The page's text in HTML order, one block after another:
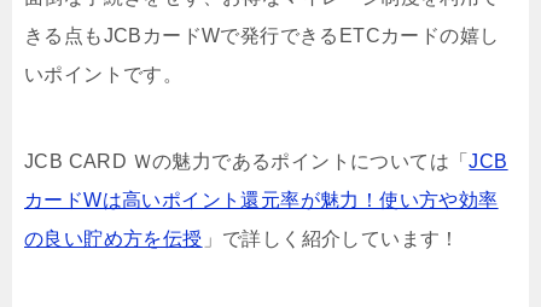
きる点もJCBカードWで発行できるETCカードの嬉し
いポイントです。
JCB CARD Ｗの魅力であるポイントについては「JCB
カードWは高いポイント還元率が魅力！使い方や効率
の良い貯め方を伝授 」で詳しく紹介しています！